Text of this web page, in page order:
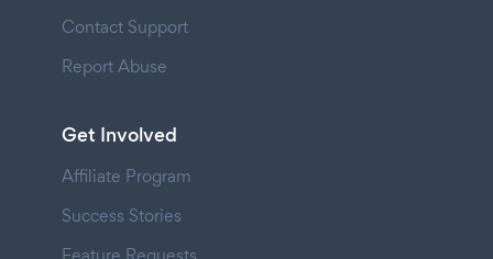
Contact Support
Report Abuse
Get Involved
Affiliate Program
Success Stories